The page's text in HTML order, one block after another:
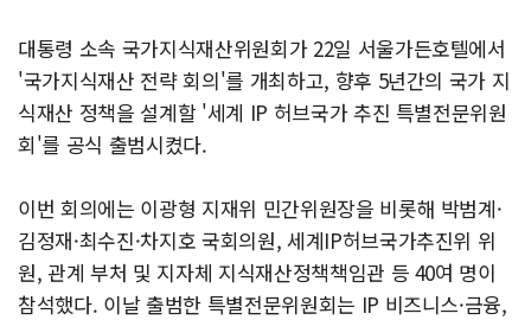
대통령 소속 국가지식재산위원회가 22일 서울가든호텔에서
'국가지식재산 전략 회의'를 개최하고, 향후 5년간의 국가 지
식재산 정책을 설계할 '세계 IP 허브국가 추진 특별전문위원
회'를 공식 출범시켰다.
이번 회의에는 이광형 지재위 민간위원장을 비롯해 박범계·
김정재·최수진·차지호 국회의원, 세계IP허브국가추진위 위
원, 관계 부처 및 지자체 지식재산정책책임관 등 40여 명이
참석했다. 이날 출범한 특별전문위원회는 IP 비즈니스·금융,